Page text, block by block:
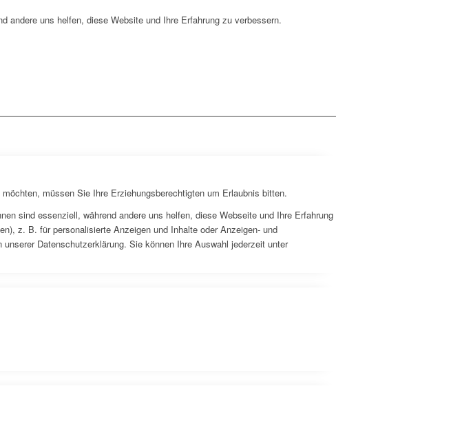
andere uns helfen, diese Website und Ihre Erfahrung zu verbessern.
müssen Sie Ihre Erziehungsberechtigten um Erlaubnis bitten.
sind essenziell, während andere uns helfen, diese Webseite und Ihre Erfahrung
z. B. für personalisierte Anzeigen und Inhalte oder Anzeigen- und
Datenschutzerklärung. Sie können Ihre Auswahl jederzeit unter